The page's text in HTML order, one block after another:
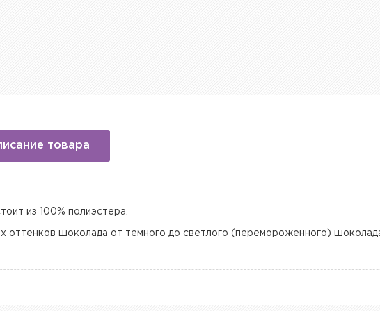
товара
из 100% полиэстера.
шоколада от темного до светлого (перемороженного)